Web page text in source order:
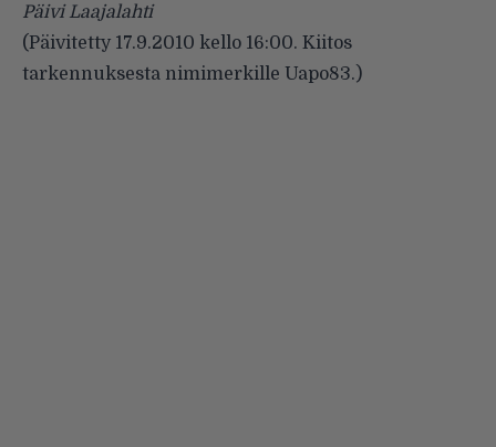
Päivi Laajalahti
(Päivitetty 17.9.2010 kello 16:00. Kiitos
tarkennuksesta nimimerkille Uapo83.)